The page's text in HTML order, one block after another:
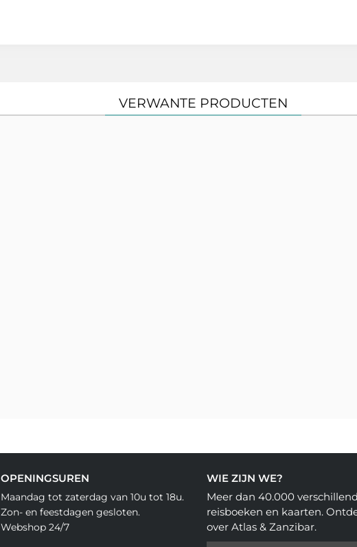
VERWANTE PRODUCTEN
OPENINGSUREN
Maandag tot zaterdag van 10u tot 18u.
Zon- en feestdagen gesloten.
Webshop 24/7
WIE ZIJN WE?
Meer dan 40.000
reisboeken en kaarten.
over Atlas & Zanzibar.